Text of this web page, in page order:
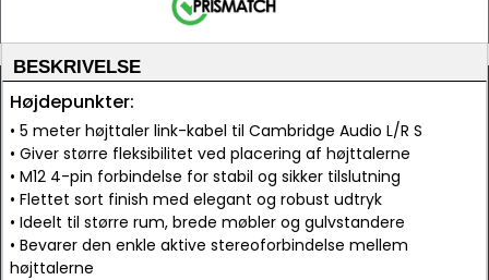
BESKRIVELSE
Højdepunkter:
• 5 meter højttaler link-kabel til Cambridge Audio L/R S
• Giver større fleksibilitet ved placering af højttalerne
• M12 4-pin forbindelse for stabil og sikker tilslutning
• Flettet sort finish med elegant og robust udtryk
• Ideelt til større rum, brede møbler og gulvstandere
• Bevarer den enkle aktive stereoforbindelse mellem
højttalerne